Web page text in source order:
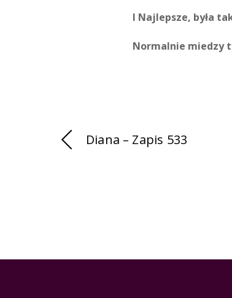
I Najlepsze, była
Normalnie miedzy
Diana – Zapis 533